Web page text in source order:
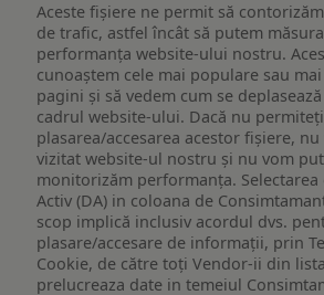
Aceste fișiere ne permit să
de trafic, astfel încât să putem
performanța website-ului nostru.
cunoaștem cele mai populare sau
pagini și să vedem cum se
cadrul website-ului. Dacă nu permiteți
plasarea/accesarea acestor fișiere,
vizitat website-ul nostru și nu vom
monitorizăm performanța.
Activ (DA) in coloana de
scop implică inclusiv acordul dvs.
plasare/accesare de informații, prin
Cookie, de către toți Vendor-ii din
prelucreaza date in temeiul